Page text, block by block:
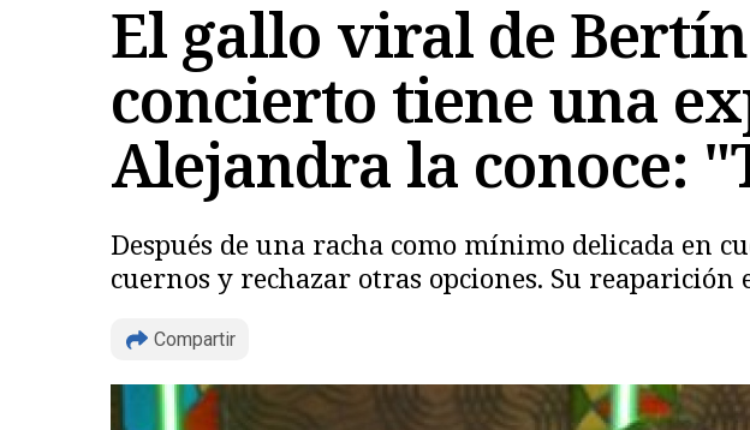
El gallo viral de
concierto tiene una
Alejandra la conoce:
Después de una racha como mínimo delicada en
cuernos y rechazar otras opciones. Su reaparición
Compartir
Copiar